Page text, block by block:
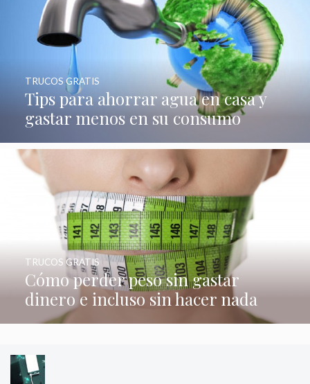
Tips para ahorrar agua en casa y
gastar menos en su consumo
TRUCOS GRATIS
Cómo perder peso sin gastar
dinero e incluso sin hacer nada
TRUCOS GRATIS